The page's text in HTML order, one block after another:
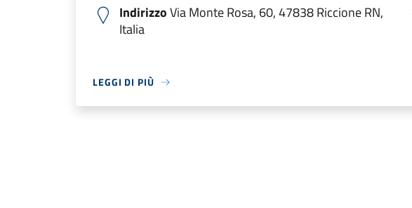
IndirizzoVia Monte Rosa, 60, 47838 Riccione RN,
Italia
LEGGI DI PIÙ